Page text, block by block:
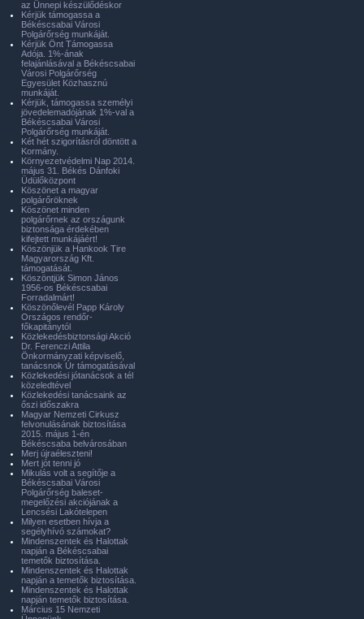
az Ünnepi készülődéskor
Kérjük támogassa a
Békéscsabai Városi
Polgárőrség munkáját.
Kérjük Önt Támogassa
Adója. 1%-ának
felajánlásával a Békéscsabai
Városi Polgárőrség
Egyesület Közhasznú
munkáját.
Kérjük, támogassa személyi
jövedelemadójának 1%-val a
Békéscsabai Városi
Polgárőrség munkáját.
Két hét szigorításról döntött a
Kormány.
Környezetvédelmi Nap 2014.
május 31. Békés Dánfoki
Üdülőközpont
Köszönet a magyar
polgárőröknek
Köszönet minden
polgárőrnek az országunk
biztonsága érdekében
kifejtett munkájáért!
Köszönjük a Hankook Tire
Magyarország Kft.
támogatását.
Köszöntjük Simon János
1956-os Békéscsabai
Forradalmárt!
Köszönőlevél Papp Károly
Országos rendőr-
főkapitánytól
Közlekedésbiztonsági Akció
Dr. Ferenczi Attila
Önkormányzati képviselő,
tanácsnok Úr támogatásával
Közlekedési jótanácsok a tél
közeledtével
Közlekedési tanácsaink az
őszi időszakra
Magyar Nemzeti Cirkusz
felvonulásának biztosítása
2015. május 1-én
Békéscsaba belvárosában
Merj újraéleszteni!
Mert jót tenni jó
Mikulás volt a segítője a
Békéscsabai Városi
Polgárőrség baleset-
megelőzési akciójának a
Lencsési Lakótelepen
Milyen esetben hívja a
segélyhívó számokat?
Mindenszentek és Halottak
napján a Békéscsabai
temetők biztosítása.
Mindenszentek és Halottak
napján a temetők biztosítása.
Mindenszentek és Halottak
napján temetők biztosítása.
Március 15 Nemzeti